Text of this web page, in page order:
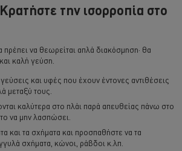
την ισορροπία στο
να θεωρείται απλά διακόσμηση· θα
καλή γεύση.
γεύσεις και υφές που έχουν έντονες αντιθέσεις
μεταξύ τους.
καλύτερα στο πλάι παρά απευθείας πάνω στο
να μην λασπώσει.
και τα σχήματα και προσπαθήστε να τα
σχήματα, κώνοι, ράβδοι κ.λπ.